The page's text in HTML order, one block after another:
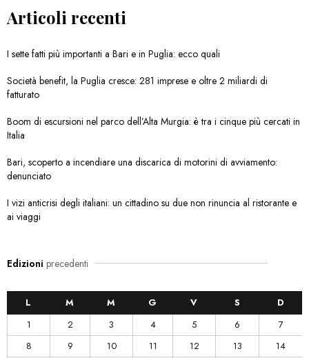
Articoli recenti
I sette fatti più importanti a Bari e in Puglia: ecco quali
Società benefit, la Puglia cresce: 281 imprese e oltre 2 miliardi di
fatturato
Boom di escursioni nel parco dell’Alta Murgia: è tra i cinque più cercati in
Italia
Bari, scoperto a incendiare una discarica di motorini di avviamento:
denunciato
I vizi anticrisi degli italiani: un cittadino su due non rinuncia al ristorante e
ai viaggi
Edizioni precedenti
L M M G V S
D
1
2 3 4 5 6
7
8
9 10 11 12 13
14